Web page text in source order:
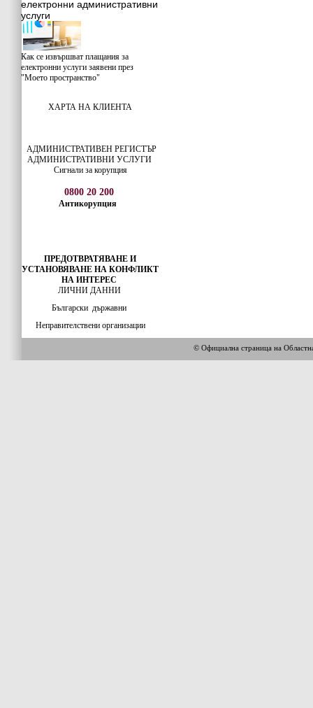
електронни административни
услуги
Как се извършват плащания за
електронни услуги заявени през
"Моето пространство"
ХАРТА НА КЛИЕНТА
АДМИНИСТРАТИВЕН РЕГИСТЪР
АДМИНИСТРАТИВНИ УСЛУГИ
Сигнали за корупция
0800 20 200
Антикорупция
ПРЕДОТВРАТЯВАНЕ И
УСТАНОВЯВАНЕ НА КОНФЛИКТ
НА ИНТЕРЕС
ЛИЧНИ ДАННИ
Български държавни
Неправителствени организации
© Официална страница на